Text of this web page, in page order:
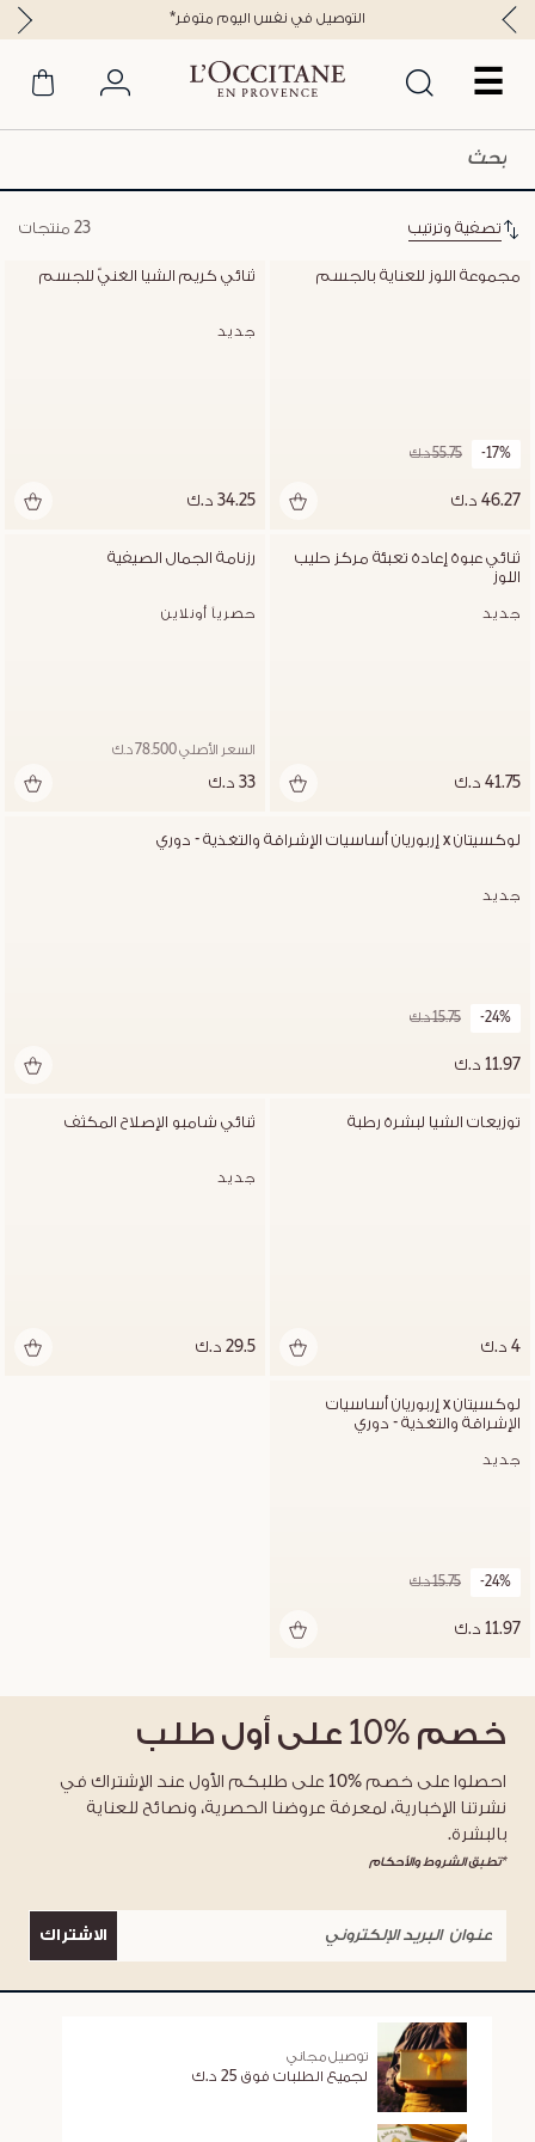
☰
*التوصيل في نفس اليوم متوفر
تصفية وترتيب 23 منتجات
مجموعة اللوز للعناية بالجسم
46.27 د.ك
-17% 55.75 د.ك
ثنائي كريم الشيا الغنيّ للجسم
جديد
34.25 د.ك
اللوز
جديد
41.75 د.ك
رزنامة الجمال الصيفية
حصرياً أونلاين
33 د.ك
السعر الأصلي 78.500 د.ك
لوكسيتان x إربوريان أساسيات الإشراقة والتغذية - دوري
جديد
11.97 د.ك
-24% 15.75 د.ك
توزيعات الشيا لبشرة رطبة
4 د.ك
ثنائي شامبو الإصلاح المكثف
جديد
29.5 د.ك
الإشراقة والتغذية - دوري
جديد
11.97 د.ك
-24% 15.75 د.ك
خصم %10 على أول طلب
احصلوا على خصم %10 على طلبكم الأول عند الإشتراك في
نشرتنا الإخبارية، لمعرفة عروضنا الحصرية، ونصائح للعناية
بالبشرة.
*تطبق الشروط والأحكام
الاشتراك
توصيل مجاني
لجميع الطلبات فوق 25 د.ك